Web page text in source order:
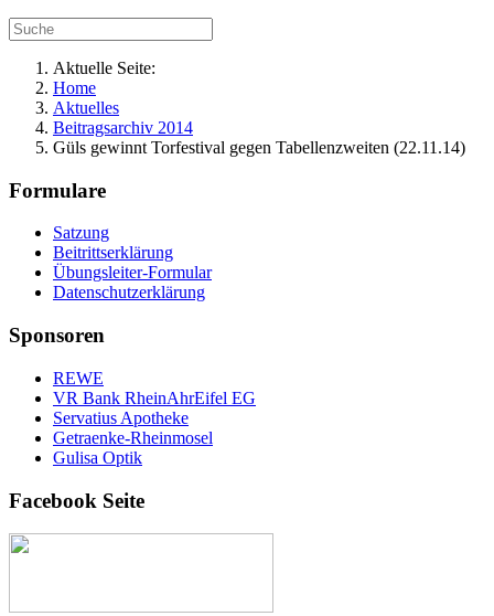
Aktuelle Seite:
Home
Aktuelles
Beitragsarchiv 2014
Güls gewinnt Torfestival gegen Tabellenzweiten (22.11.14)
Formulare
Satzung
Beitrittserklärung
Übungsleiter-Formular
Datenschutzerklärung
Sponsoren
REWE
VR Bank RheinAhrEifel EG
Servatius Apotheke
Getraenke-Rheinmosel
Gulisa Optik
Facebook Seite